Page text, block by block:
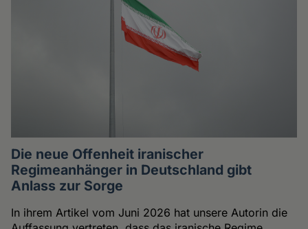
Die neue Offenheit iranischer
Regimeanhänger in Deutschland gibt
Anlass zur Sorge
In ihrem Artikel vom Juni 2026 hat unsere Autorin die